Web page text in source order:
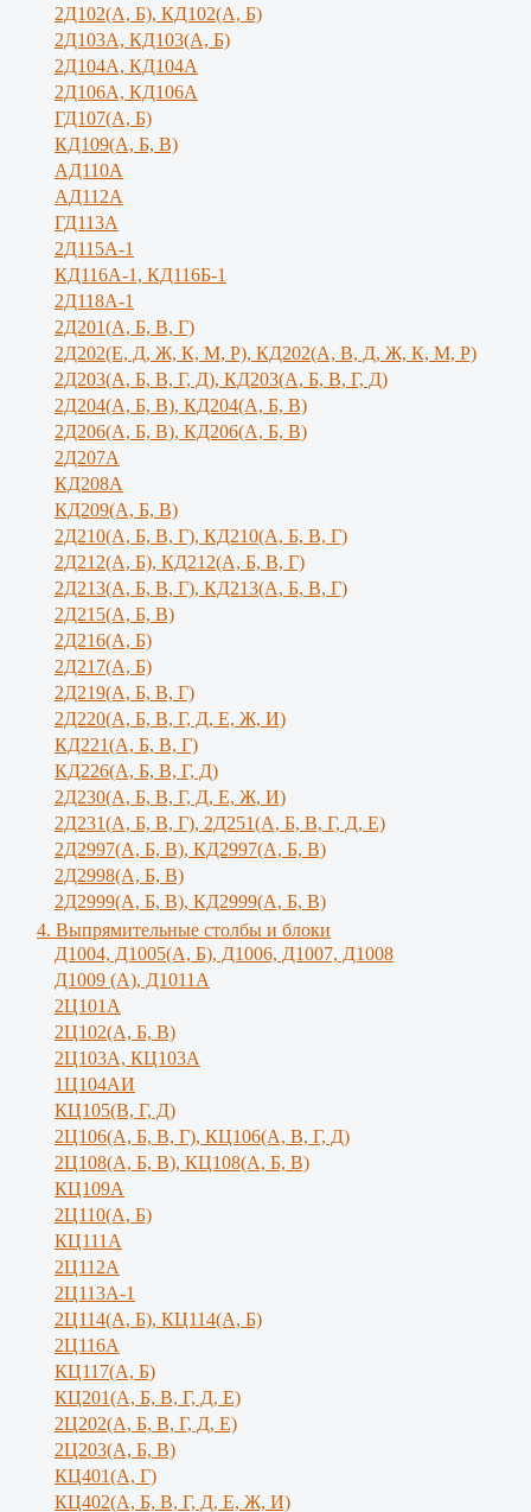
2Д102(А, Б), КД102(А, Б)
2Д103А, КД103(А, Б)
2Д104А, КД104А
2Д106А, КД106А
ГД107(А, Б)
КД109(А, Б, В)
АД110А
АД112А
ГД113А
2Д115А-1
КД116А-1, КД116Б-1
2Д118А-1
2Д201(А, Б, В, Г)
2Д202(Е, Д, Ж, К, М, Р), КД202(А, В, Д, Ж, К, М, Р)
2Д203(А, Б, В, Г, Д), КД203(А, Б, В, Г, Д)
2Д204(А, Б, В), КД204(А, Б, В)
2Д206(А, Б, В), КД206(А, Б, В)
2Д207А
КД208А
КД209(А, Б, В)
2Д210(А, Б, В, Г), КД210(А, Б, В, Г)
2Д212(А, Б), КД212(А, Б, В, Г)
2Д213(А, Б, В, Г), КД213(А, Б, В, Г)
2Д215(А, Б, В)
2Д216(А, Б)
2Д217(А, Б)
2Д219(А, Б, В, Г)
2Д220(А, Б, В, Г, Д, Е, Ж, И)
КД221(А, Б, В, Г)
КД226(А, Б, В, Г, Д)
2Д230(А, Б, В, Г, Д, Е, Ж, И)
2Д231(А, Б, В, Г), 2Д251(А, Б, В, Г, Д, E)
2Д2997(А, Б, В), КД2997(А, Б, В)
2Д2998(А, Б, В)
2Д2999(А, Б, В), КД2999(А, Б, В)
4. Выпрямительные столбы и блоки
Д1004, Д1005(А, Б), Д1006, Д1007, Д1008
Д1009 (А), Д1011А
2Ц101А
2Ц102(А, Б, В)
2Ц103А, КЦ103А
1Ц104АИ
КЦ105(В, Г, Д)
2Ц106(А, Б, В, Г), КЦ106(А, В, Г, Д)
2Ц108(А, Б, В), КЦ108(А, Б, В)
КЦ109А
2Ц110(А, Б)
КЦ111А
2Ц112А
2Ц113А-1
2Ц114(А, Б), КЦ114(А, Б)
2Ц116А
КЦ117(А, Б)
КЦ201(А, Б, В, Г, Д, Е)
2Ц202(А, Б, В, Г, Д, Е)
2Ц203(А, Б, В)
КЦ401(А, Г)
КЦ402(А, Б, В, Г, Д, Е, Ж, И)